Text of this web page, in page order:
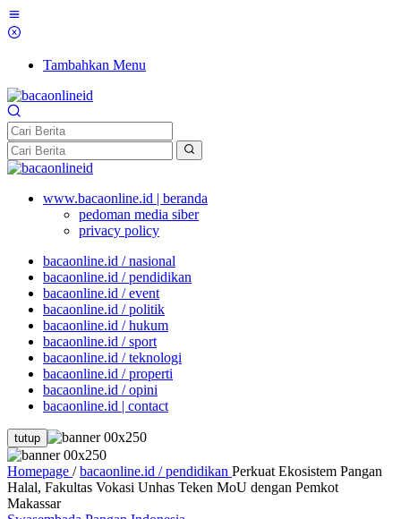
Tambahkan Menu
www.bacaonline.id | beranda
pedoman media siber
privacy policy
bacaonline.id / nasional
bacaonline.id / pendidikan
bacaonline.id / event
bacaonline.id / politik
bacaonline.id / hukum
bacaonline.id / sport
bacaonline.id / teknologi
bacaonline.id / properti
bacaonline.id / opini
bacaonline.id | contact
tutup
Homepage / bacaonline.id / pendidikan Perkuat Ekosistem Pangan
Halal, Fakultas Vokasi Unhas Teken MoU dengan Pemkot
Makassar